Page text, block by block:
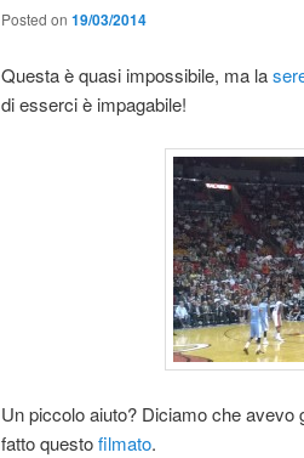
Posted on 19/03/2014
Questa è quasi impossibile, ma la
di esserci è impagabile!
Un piccolo aiuto? Diciamo che avevo
fatto questofilmato.